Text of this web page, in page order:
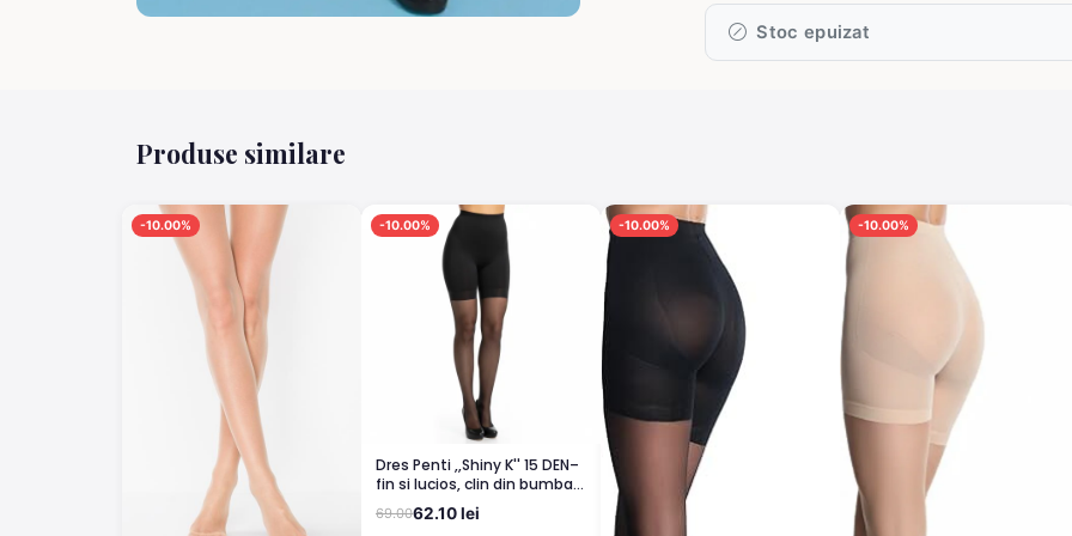
Stoc epuizat
Produse similare
-10.00% -10.00%
Dres Penti ,,Shiny K'' 15 DEN–
fin si lucios, clin din bumbac,
bronz
69.0062.10 lei
-10.00% -10.00%